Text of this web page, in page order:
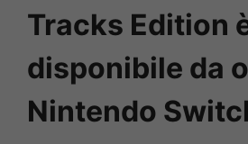
Tracks Edition
disponibile da
Nintendo